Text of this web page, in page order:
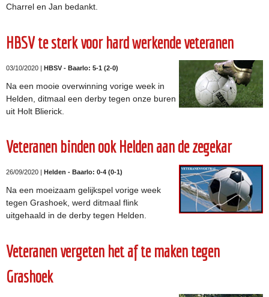
Charrel en Jan bedankt.
HBSV te sterk voor hard werkende veteranen
03/10/2020 | HBSV - Baarlo: 5-1 (2-0)
Na een mooie overwinning vorige week in
Helden, ditmaal een derby tegen onze buren
uit Holt Blierick.
Veteranen binden ook Helden aan de zegekar
26/09/2020 | Helden - Baarlo: 0-4 (0-1)
Na een moeizaam gelijkspel vorige week
tegen Grashoek, werd ditmaal flink
uitgehaald in de derby tegen Helden.
Veteranen vergeten het af te maken tegen
Grashoek